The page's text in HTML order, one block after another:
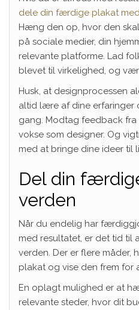
dele din færdige plakat
Hæng den op, hvor den
på sociale medier, din
relevante platforme. Lad
blevet til virkelighed, og
Husk, at designprocessen
altid lære af dine
gang. Modtag feedback
vokse som designer. Og
med at bringe dine ideer til
Del din
verden
Når du endelig har
med resultatet, er det tid til
verden. Der er flere måder,
plakat og vise den frem for
En oplagt mulighed er at
relevante steder, hvor dit